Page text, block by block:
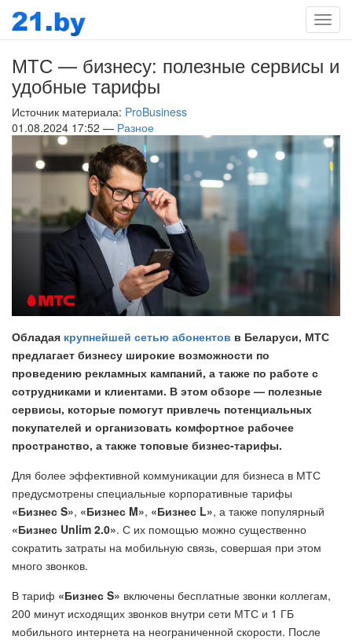
Меню
МТС — бизнесу: полезные сервисы и
удобные тарифы
Источник материала: ProBusiness
01.08.2024 17:52 — Разное
Обладая крупнейшей сетью абонентов в Беларуси, МТС
предлагает бизнесу широкие возможности по
проведению рекламных кампаний, а также по работе с
сотрудниками и клиентами. В этом обзоре — полезные
сервисы, которые помогут привлечь потенциальных
покупателей и организовать комфортное рабочее
пространство, а также топовые бизнес-тарифы.
Для более эффективной коммуникации для бизнеса в МТС
предусмотрены специальные корпоративные тарифы
«Бизнес S», «Бизнес M», «Бизнес L», а также популярный
«Бизнес Unlim 2.0». С их помощью можно существенно
сократить затраты на мобильную связь, совершая при этом
много звонков.
В тариф «Бизнес S» включены бесплатные звонки коллегам,
200 минут исходящих звонков внутри сети МТС и 1 ГБ
мобильного интернета на неограниченной скорости. После